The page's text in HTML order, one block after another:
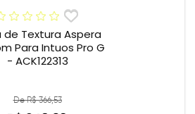
de Textura Aspera
Para Intuos Pro G
- ACK122313
De R$ 366,53